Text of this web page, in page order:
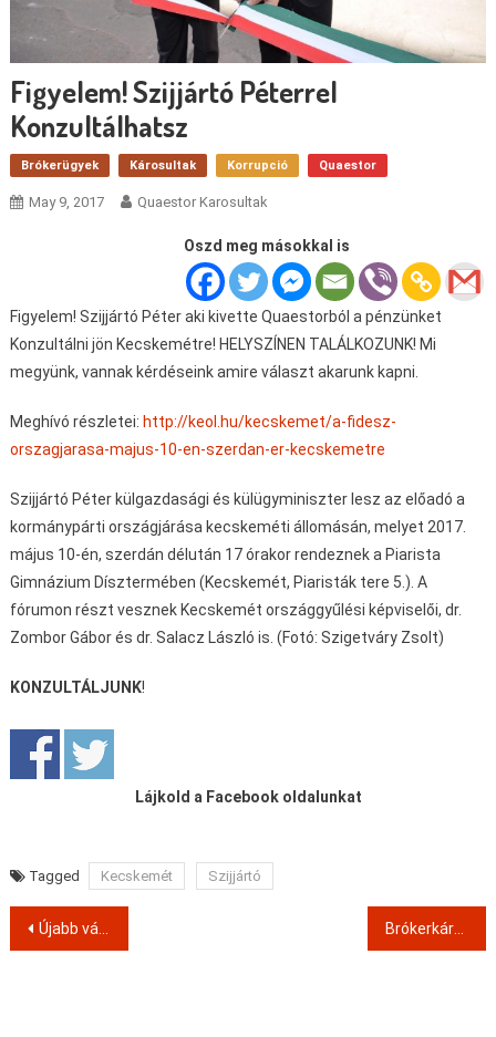
Figyelem! Szijjártó Péterrel
Konzultálhatsz
Brókerügyek Károsultak Korrupció Quaestor
May 9, 2017 Quaestor Karosultak
Oszd meg másokkal is
Figyelem! Szijjártó Péter aki kivette Quaestorból a pénzünket
Konzultálni jön Kecskemétre! HELYSZÍNEN TALÁLKOZUNK! Mi
megyünk, vannak kérdéseink amire választ akarunk kapni.
Meghívó részletei: http://keol.hu/kecskemet/a-fidesz-
orszagjarasa-majus-10-en-szerdan-er-kecskemetre
Szijjártó Péter külgazdasági és külügyminiszter lesz az előadó a
kormánypárti országjárása kecskeméti állomásán, melyet 2017.
május 10-én, szerdán délután 17 órakor rendeznek a Piarista
Gimnázium Dísztermében (Kecskemét, Piaristák tere 5.). A
fórumon részt vesznek Kecskemét országgyűlési képviselői, dr.
Zombor Gábor és dr. Salacz László is. (Fotó: Szigetváry Zsolt)
KONZULTÁLJUNK!
Lájkold a Facebook oldalunkat
Tagged Kecskemét Szijjártó
Post
Újabb vádak várhatnak a bukott Quaestor-vezérre Brókerkárosultak